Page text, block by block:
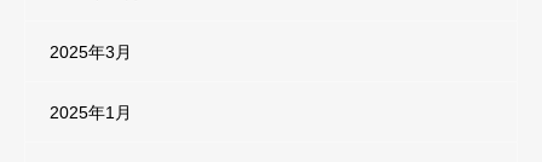
2025年3月
2025年1月